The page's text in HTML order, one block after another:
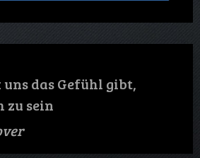
das Gefühl gibt,
zu sein